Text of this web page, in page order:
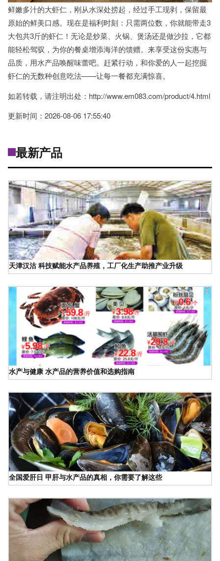
鲜嫩多汁的大虾仁，刚从水深处捞起，经过手工现剥，保留最
原始的鲜美口感。现在是福利时刻：只需两位数，你就能带走3
大包共3斤的虾仁！无论是炒菜、火锅、煲汤还是做沙拉，它都
能轻松驾驭，为你的餐桌增添海洋的馈赠。来享受这份实惠与
品质，用水产品唤醒味蕾吧。赶紧行动，和你爱的人一起挖掘
虾仁的无数种创意吃法——让每一餐都充满惊喜。
如若转载，请注明出处：http://www.em083.com/product/4.html
更新时间：2026-08-06 17:55:40
最新产品
天津汉沽 科技赋能水产品养殖，工厂化生产助推产业升级
水产与健康 水产品的营养价值和选购指南
全国爱肝日 甲肝与水产品的真相，你需要了解这些